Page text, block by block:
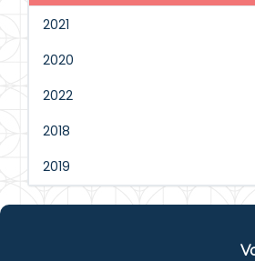
2021
2020
2022
2018
2019